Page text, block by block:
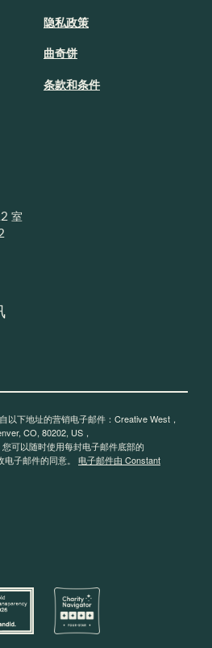
室
隐私政策
曲奇饼
条款和条件
以下地址的营销电子邮件：Creative West，
CO, 80202, US，
可以随时使用每封电子邮件底部的
子邮件的同意。 电子邮件由 Constant